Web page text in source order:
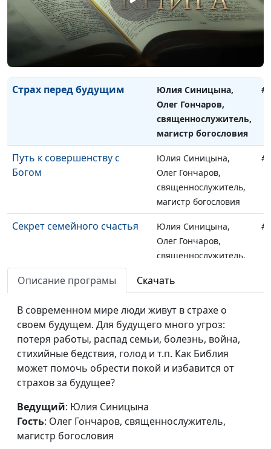
Почему охладевает вера и
что с этим делать?
Юлия Синицына,
Вадим Кочкарев,
священнослужитель,
магистр богословия
Страх перед будущим
Юлия Синицына,
Олег Гончаров,
священнослужитель,
магистр богословия
Путь к совершенству с
Богом
Юлия Синицына,
Олег Гончаров,
священнослужитель,
магистр богословия
Секрет семейного счастья
Юлия Синицына,
Олег Гончаров,
священнослужитель,
несправедливость?
Юлия Синицына,
Олег Гончаров,
священнослужитель,
магистр богословия
Библия о прощении
Юлия Синицына,
Зачем людям Библия?
Юлия Синицына,
Описание програмы Скачать
В современном мире люди живут в страхе о
своем будущем. Для будущего много угроз:
потеря работы, распад семьи, болезнь, война,
стихийные бедствия, голод и т.п. Как Библия
может помочь обрести покой и избавится от
страхов за будущее?
Ведущий: Юлия Синицына
Гость: Олег Гончаров, священнослужитель,
магистр богословия